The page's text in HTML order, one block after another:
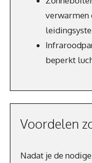
verwarmen
beperkt
Voordelen
Nadat je de